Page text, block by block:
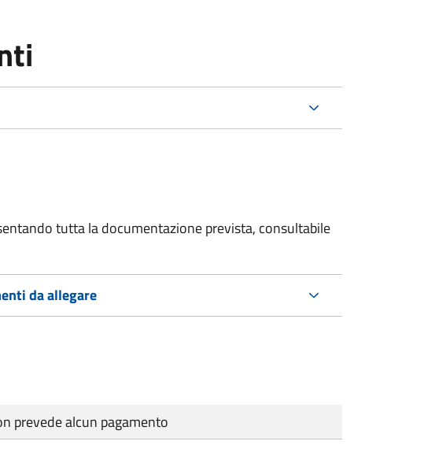
tutta la documentazione prevista, consultabile
da allegare
prevede alcun pagamento